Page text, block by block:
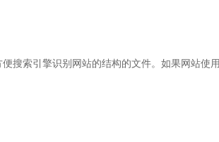
搜索引擎识别网站的结构的文件。如果网站